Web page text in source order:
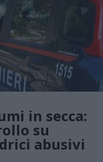
in secca:
su
abusivi